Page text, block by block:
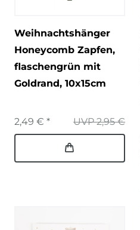
Weihnachtshänger
Honeycomb Zapfen,
flaschengrün mit
Goldrand, 10x15cm
UVP 2,95 €
2,49 € *